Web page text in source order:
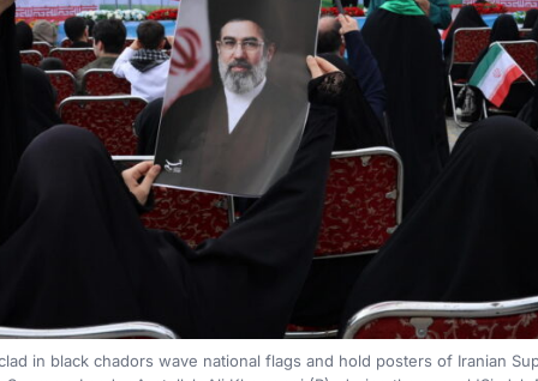
in black chadors wave national flags and hold posters of Iranian